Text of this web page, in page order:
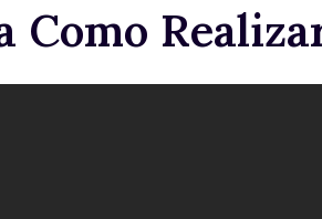
Como